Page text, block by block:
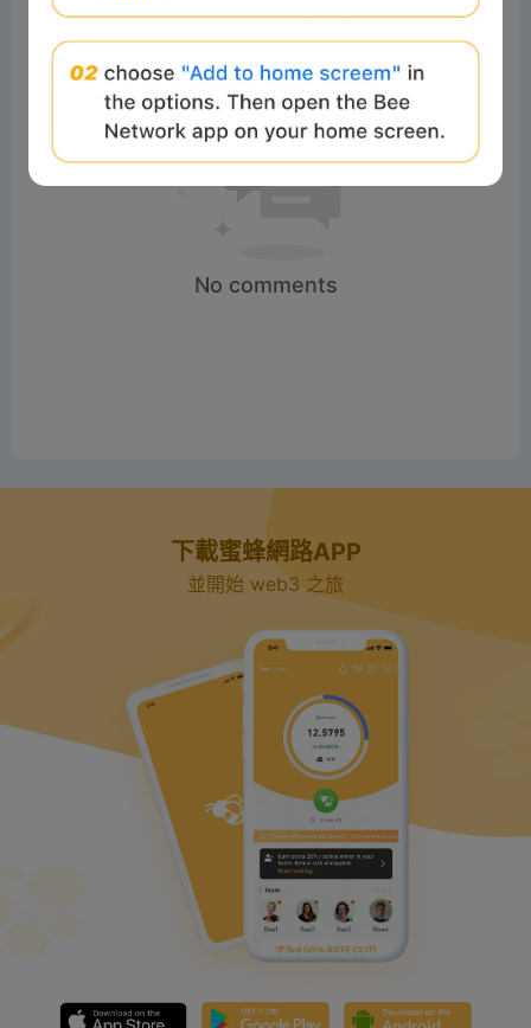
No comments
下載蜜蜂網路APP
並開始 web3 之旅